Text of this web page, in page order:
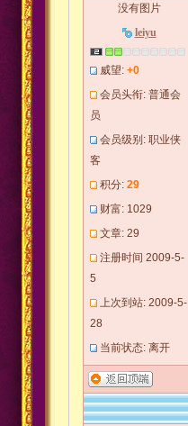
没有图片
leiyu
威望: +0
会员头衔: 普通会
员
会员级别: 职业侠
客
积分: 29
财富: 1029
文章: 29
注册时间 2009-5-
5
上次到站: 2009-5-
28
当前状态: 离开